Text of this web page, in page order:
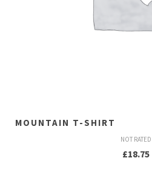
MOUNTAIN T-SHIRT
NOT RATED
£18.75